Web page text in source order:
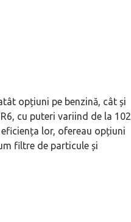
opțiuni pe benzină, cât și
cu puteri variind de la 102
eficiența lor, ofereau opțiuni
filtre de particule și